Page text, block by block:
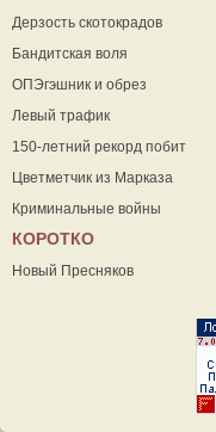
Дерзость скотокрадов
Бандитская воля
ОПЭгэшник и обрез
Левый трафик
150-летний рекорд побит
Цветметчик из Марказа
Криминальные войны
КОРОТКО
Новый Пресняков